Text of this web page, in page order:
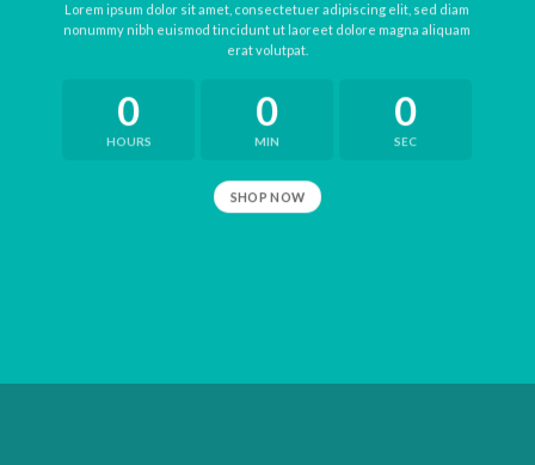
Lorem ipsum dolor sit amet, consectetuer adipiscing elit, sed diam
nonummy nibh euismod tincidunt ut laoreet dolore magna aliquam
erat volutpat.
0
HOURS
0
MIN
0
SEC
SHOP NOW